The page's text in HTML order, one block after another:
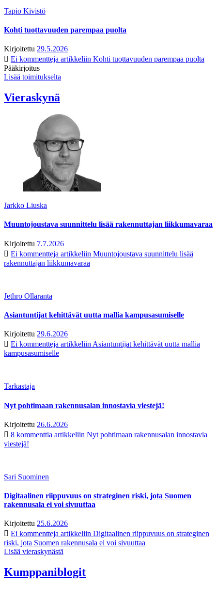
Tapio Kivistö
Kohti tuottavuuden parempaa puolta
Kirjoitettu 29.5.2026
Ei kommentteja artikkeliin Kohti tuottavuuden parempaa puolta
Pääkirjoitus
Lisää toimitukselta
Vieraskynä
Jarkko Liuska
Muuntojoustava suunnittelu lisää rakennuttajan liikkumavaraa
Kirjoitettu 7.7.2026
Ei kommentteja artikkeliin Muuntojoustava suunnittelu lisää
rakennuttajan liikkumavaraa
Jethro Ollaranta
Asiantuntijat kehittävät uutta mallia kampusasumiselle
Kirjoitettu 29.6.2026
Ei kommentteja artikkeliin Asiantuntijat kehittävät uutta mallia
kampusasumiselle
Tarkastaja
Nyt pohtimaan rakennusalan innostavia viestejä!
Kirjoitettu 26.6.2026
8 kommenttia artikkeliin Nyt pohtimaan rakennusalan innostavia
viestejä!
Sari Suominen
Digitaalinen riippuvuus on strateginen riski, jota Suomen
rakennusala ei voi sivuuttaa
Kirjoitettu 25.6.2026
Ei kommentteja artikkeliin Digitaalinen riippuvuus on strateginen
riski, jota Suomen rakennusala ei voi sivuuttaa
Lisää vieraskynästä
Kumppaniblogit